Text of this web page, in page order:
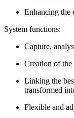
Enhancing the
System functions:
Capture,
Creation of the
Linking the
transformed
Flexible and